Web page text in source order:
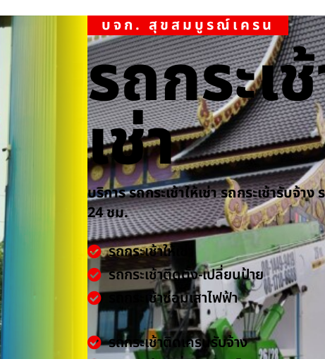
บจก. สุขสมบูรณ์เครน
รถกระเ
เช่า
บริการ รถกระเช้าให้เช่า รถกระเช้ารับจ้
24 ชม.
รถกระเช้าให้เช่า
รถกระเช้าติดตั้ง-เปลี่ยนป้าย
รถกระเช้าซ่อมเสาไฟฟ้า
รถกระเช้าติดเครนรับจ้าง